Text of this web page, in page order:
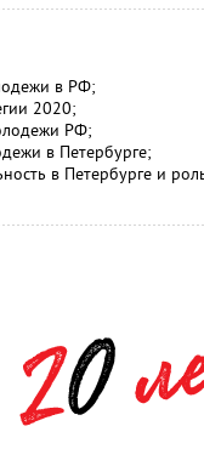
в РФ;
2020;
РФ;
в Петербурге;
в Петербурге и